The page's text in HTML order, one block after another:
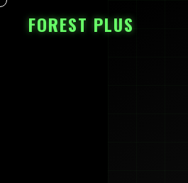
FOREST PLUS